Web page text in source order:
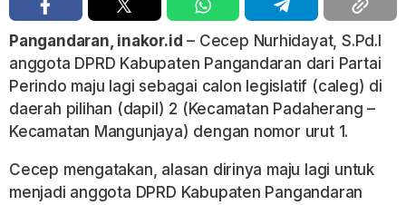
Pangandaran, inakor.id – Cecep Nurhidayat, S.Pd.I
anggota DPRD Kabupaten Pangandaran dari Partai
Perindo maju lagi sebagai calon legislatif (caleg) di
daerah pilihan (dapil) 2 (Kecamatan Padaherang –
Kecamatan Mangunjaya) dengan nomor urut 1.
Cecep mengatakan, alasan dirinya maju lagi untuk
menjadi anggota DPRD Kabupaten Pangandaran